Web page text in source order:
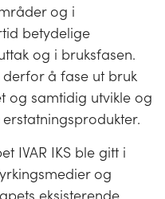
og i
betydelige
og i bruksfasen.
derfor å fase ut bruk
og samtidig utvikle og
IVAR IKS ble gitt i
og
eksisterende